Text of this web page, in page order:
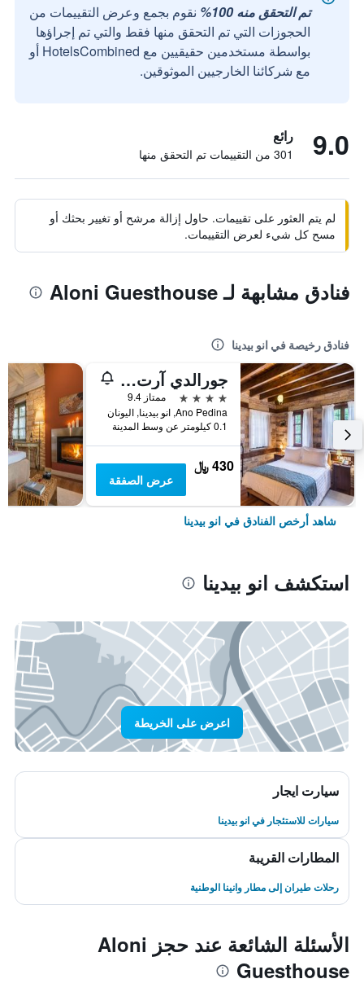
تم التحقق منه 100%
نقوم بجمع وعرض التقييمات من
الحجوزات التي تم التحقق منها فقط والتي تم إجراؤها
بواسطة مستخدمين حقيقيين مع HotelsCombined أو
مع شركائنا الخارجيين الموثوقين.
9.0 رائع
301 من التقييمات تم التحقق منها
لم يتم العثور على تقييمات. حاول إزالة مرشح أو تغيير بحثك أو
مسح كل شيء لعرض التقييمات.
فنادق مشابهة لـ Aloni Guesthouse
فنادق رخيصة في انو بيدينا
جورالدي آرت هوتل
4 نجوم
ممتاز 9.4
Ano Pedina, انو بيدينا, اليونان
0.1 كيلومتر عن وسط المدينة
430 ﷼
عرض الصفقة
شاهد أرخص الفنادق في انو بيدينا
استكشف انو بيدينا
اعرض على الخريطة
سيارت ايجار
سيارات للاستئجار في انو بيدينا
المطارات القريبة
رحلات طيران إلى مطار وانينا الوطنية
الأسئلة الشائعة عند حجز Aloni
Guesthouse